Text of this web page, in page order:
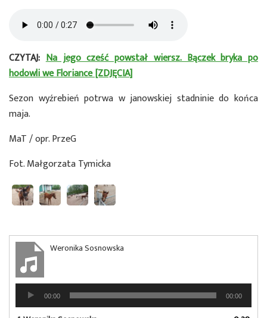
CZYTAJ:Na jego cześć powstał wiersz. Bączek bryka po
hodowli we Floriance [ZDJĘCIA]
Sezon wyźrebień potrwa w janowskiej stadninie do końca
maja.
MaT / opr. PrzeG
Fot. Małgorzata Tymicka
Weronika Sosnowska
Odtwarzacz
plików
dźwiękowych
00:00 00:00